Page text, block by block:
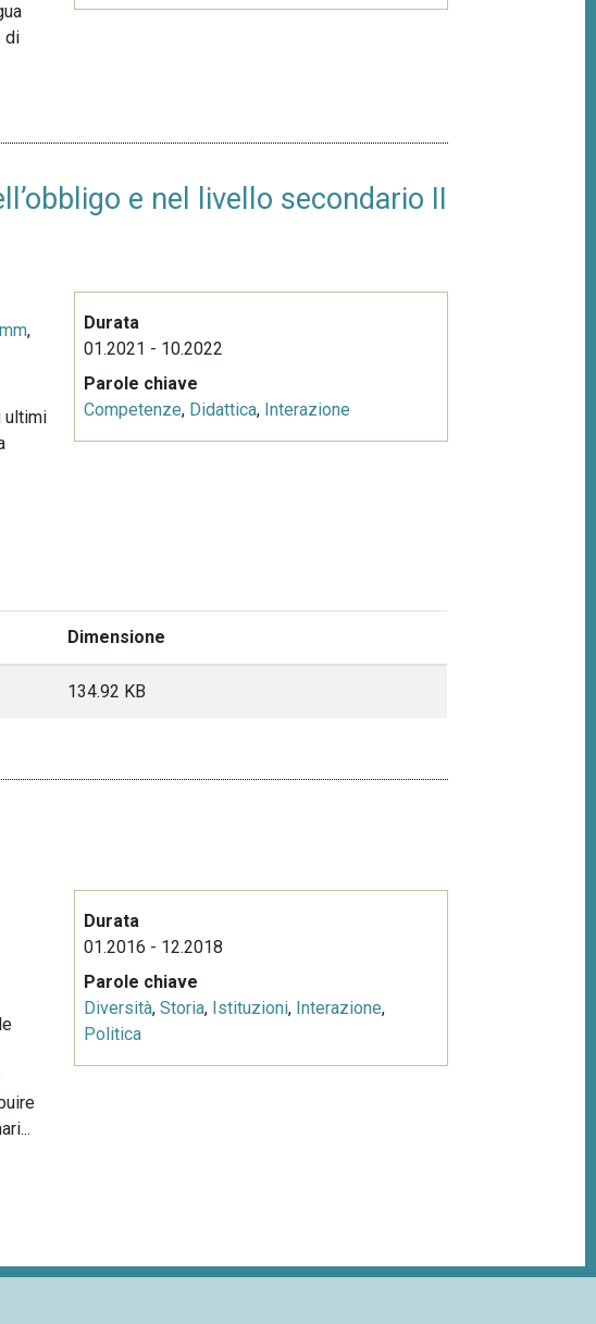
di
e nel livello secondario II
,
ultimi
Durata
01.2021 - 10.2022
Parole chiave
Competenze, Didattica, Interazione
Dimensione
134.92 KB
Durata
01.2016 - 12.2018
Parole chiave
Diversità, Storia, Istituzioni, Interazione,
Politica